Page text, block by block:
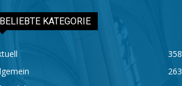
BELIEBTE KATEGORIE
358
263